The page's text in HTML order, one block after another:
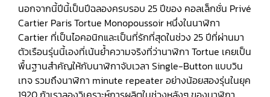
นอกจากนี้ปีนี้เป็นปีฉลองครบรอบ 25 ปีของ คอลเล็กชั่น Privé
Cartier Paris Tortue Monopoussoir หนึ่งในนาฬิกา
Cartier ที่เป็นไอคอนิกและเป็นที่รักที่สุดในช่วง 25 ปีที่ผ่านมา
ตัวเรือนรุ่นนี้เองที่เน้นย้ำความจริงที่ว่านาฬิกา Tortue เคยเป็น
พื้นฐานสำคัญให้กับนาฬิกาจับเวลา Single-Button แบบวิน
เทจ รวมถึงนาฬิกา minute repeater อย่างน้อยสองรุ่นในยุค